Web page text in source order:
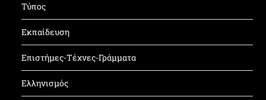
Τύπος
Εκπαίδευση
Επιστήμες-Τέχνες-Γράμματα
Ελληνισμός